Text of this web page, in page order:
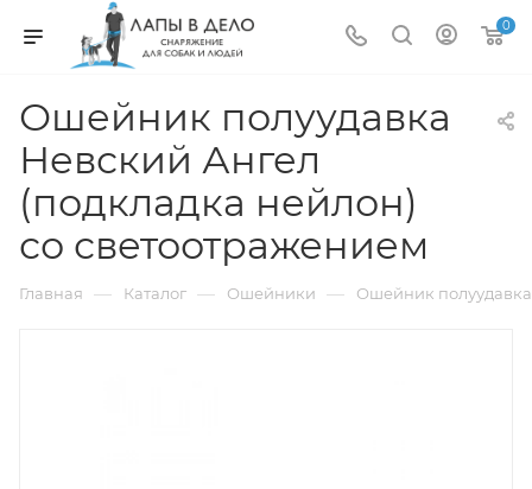
0
Ошейник полуудавка
Невский Ангел
(подкладка нейлон)
со светоотражением
Главная — Каталог — Ошейники — Ошейник